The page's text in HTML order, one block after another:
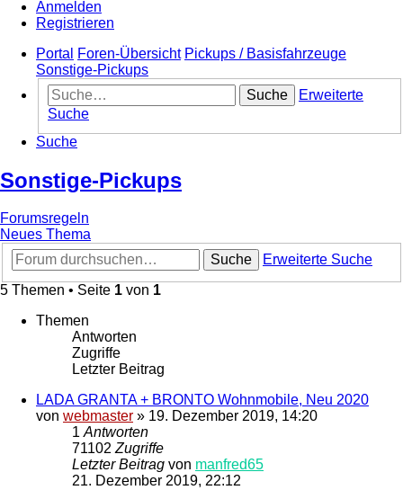
Anmelden
Registrieren
Portal
Foren-Übersicht Pickups / Basisfahrzeuge
Sonstige-Pickups
Suche
Erweiterte
Suche
Suche
Sonstige-Pickups
Forumsregeln
Neues Thema
Suche
Erweiterte Suche
5 Themen • Seite 1 von 1
Themen
Antworten
Zugriffe
Letzter Beitrag
LADA GRANTA + BRONTO Wohnmobile, Neu 2020
von webmaster » 19. Dezember 2019, 14:20
1 Antworten
71102 Zugriffe
Letzter Beitrag von manfred65
21. Dezember 2019, 22:12